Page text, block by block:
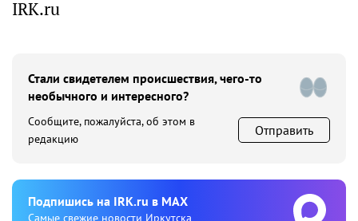
IRK.ru
Стали свидетелем происшествия, чего-то
необычного и интересного?
Сообщите, пожалуйста, об этом в
редакцию
Отправить
Подпишиcь на IRK.ru в MAX
Cамые свежие новости Иркутска